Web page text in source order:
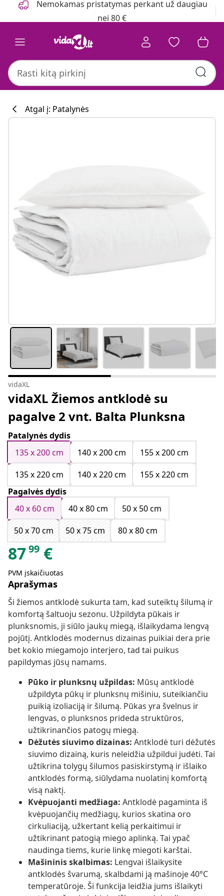
Nemokamas pristatymas perkant už daugiau
nei 80 €
Atgal į: Patalynės
vidaXL
vidaXL Žiemos antklodė su
pagalve 2 vnt. Balta Plunksna
Patalynės dydis
135 x 200 cm
140 x 200 cm
155 x 200 cm
135 x 220 cm
140 x 220 cm
155 x 220 cm
Pagalvės dydis
40 x 60 cm
40 x 80 cm
50 x 50 cm
50 x 70 cm
50 x 75 cm 80 x 80 cm
8799 €
PVM įskaičiuotas
Aprašymas
Ši žiemos antklodė sukurta tam, kad suteiktų šilumą ir
komfortą šaltuoju sezonu. Užpildyta pūkais ir
plunksnomis, ji siūlo jaukų miegą, išlaikydama lengvą
pojūtį. Antklodės modernus dizainas puikiai dera prie
bet kokio miegamojo interjero, tad tai puikus
papildymas jūsų namams.
Pūko ir plunksnų užpildas: Mūsų antklodė
užpildyta pūkų ir plunksnų mišiniu, suteikiančiu
puikią izoliaciją ir šilumą. Pūkas yra švelnus ir
lengvas, o plunksnos prideda struktūros,
užtikrinančios patogų miegą.
Dėžutės siuvimo dizainas: Antklodė turi dėžutės
siuvimo dizainą, kuris neleidžia užpildui judėti. Tai
užtikrina tolygų šilumos pasiskirstymą ir išlaiko
antklodės formą, siūlydama nuolatinį komfortą
visą naktį.
Kvėpuojanti medžiaga: Antklodė pagaminta iš
kvėpuojančių medžiagų, kurios skatina oro
cirkuliaciją, užkertant kelią perkaitimui ir
užtikrinant patogią miego aplinką. Tai ypač
naudinga tiems, kurie linkę miegoti karštai.
Mašininis skalbimas: Lengvai išlaikysite
antklodės švarumą, skalbdami ją mašinoje 40°C
temperatūroje. Ši funkcija leidžia jums išlaikyti